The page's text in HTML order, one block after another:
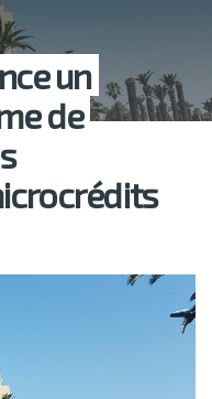
un
de